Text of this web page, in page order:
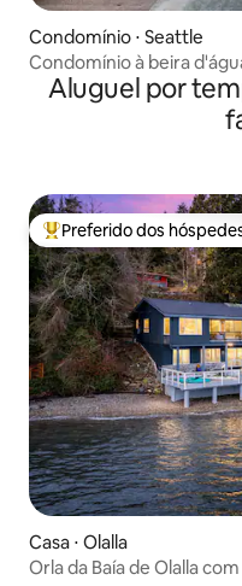
Condomínio ⋅ Seattle
Condomínio à beira
Garagem
Aluguel por
Entre os melhores
Preferido dos
Casa ⋅ Olalla
Orla da Baía de Olalla